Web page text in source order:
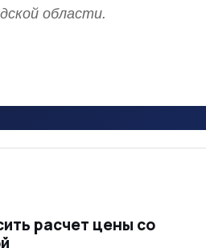
области.
расчет цены со